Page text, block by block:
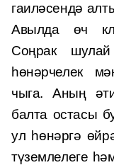
гаиләсендә
Авылда өч
Соңрак
һөнәрчелек
чыга. Аның
балта остасы
ул һөнәргә
түземлелеге